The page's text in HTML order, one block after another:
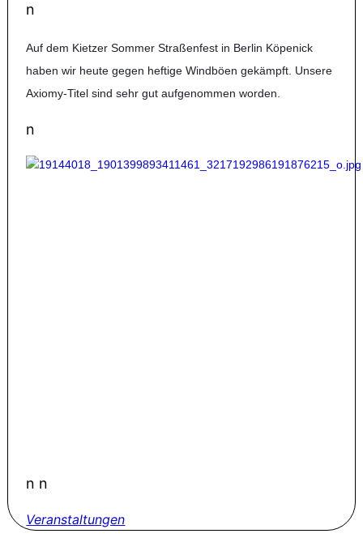
n
Auf dem Kietzer Sommer Straßenfest in Berlin Köpenick
haben wir heute gegen heftige Windböen gekämpft. Unsere
Axiomy-Titel sind sehr gut aufgenommen worden.
n
n n
Veranstaltungen